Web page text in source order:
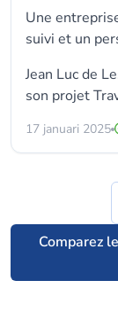
Une
suivi et un
Jean Luc de
son projet
17 januari 2025
Comparez